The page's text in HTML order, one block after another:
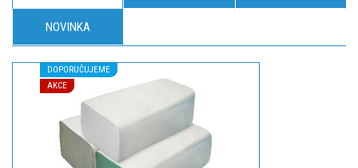
NOVINKA
DOPORUČUJEME
AKCE